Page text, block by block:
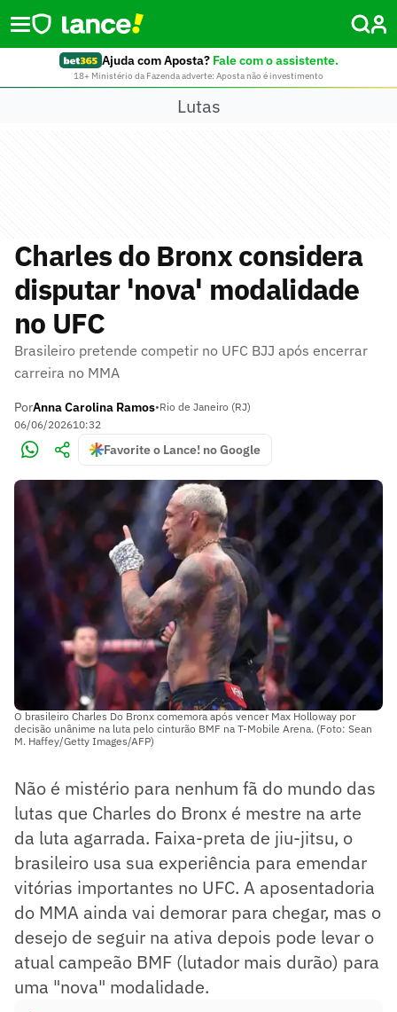
Ajuda com Aposta? Fale com o assistente.
18+ Ministério da Fazenda adverte: Aposta não é investimento
Lutas
Charles do Bronx considera
disputar 'nova' modalidade
no UFC
Brasileiro pretende competir no UFC BJJ após encerrar
carreira no MMA
PorAnna Carolina Ramos•Rio de Janeiro (RJ)
06/06/202610:32
Favorite o Lance! no Google
O brasileiro Charles Do Bronx comemora após vencer Max Holloway por
decisão unânime na luta pelo cinturão BMF na T-Mobile Arena. (Foto: Sean
M. Haffey/Getty Images/AFP)
Não é mistério para nenhum fã do mundo das
lutas que Charles do Bronx é mestre na arte
da luta agarrada. Faixa-preta de jiu-jitsu, o
brasileiro usa sua experiência para emendar
vitórias importantes no UFC. A aposentadoria
do MMA ainda vai demorar para chegar, mas o
desejo de seguir na ativa depois pode levar o
atual campeão BMF (lutador mais durão) para
uma "nova" modalidade.